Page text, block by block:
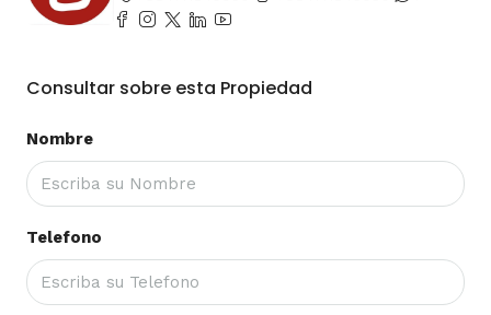
Consultar sobre esta Propiedad
Nombre
Telefono